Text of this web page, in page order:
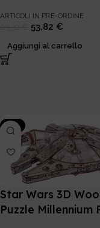
ARTICOLI IN PRE-ORDINE
53,82 €
Aggiungi al carrello
-15%
Star Wars 3D
Puzzle Millennium